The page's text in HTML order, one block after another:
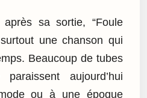
sa sortie, “Foule
une chanson qui
Beaucoup de tubes
aujourd’hui
ou à une époque